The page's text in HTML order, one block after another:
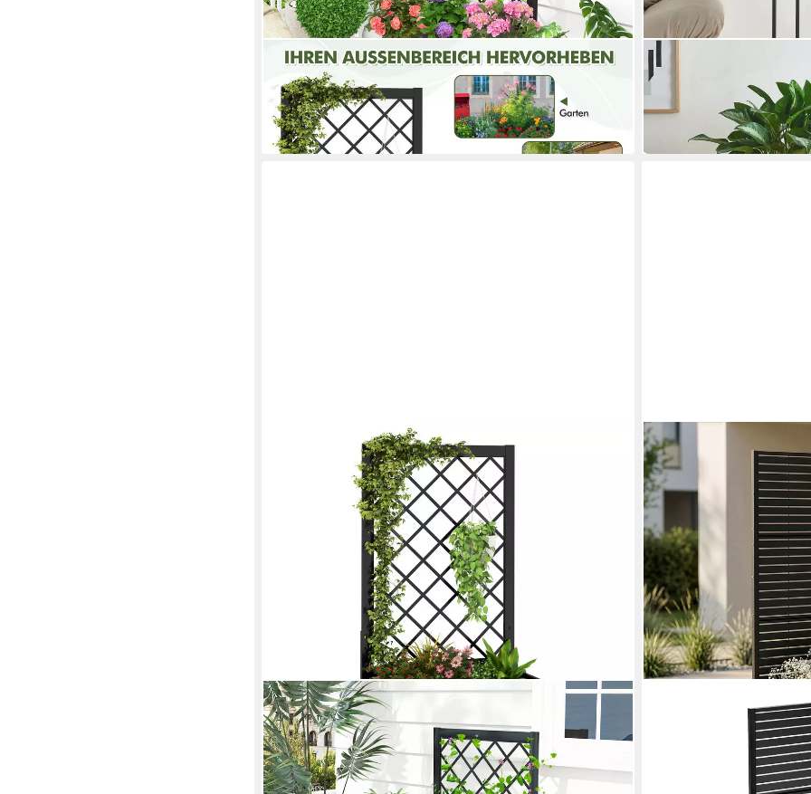
COSTWAY
Blumenkasten
77,99 € UVP129,99 €
-40%
in 4-5 Werktagen bei dir
Blumenkasten
in 5-6 Werktagen bei dir